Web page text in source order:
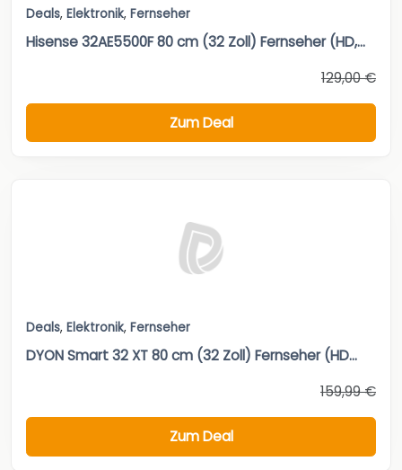
Deals, Elektronik, Fernseher
Hisense 32AE5500F 80 cm (32 Zoll) Fernseher (HD,...
129,00 €
Zum Deal
Deals, Elektronik, Fernseher
DYON Smart 32 XT 80 cm (32 Zoll) Fernseher (HD...
159,99 €
Zum Deal